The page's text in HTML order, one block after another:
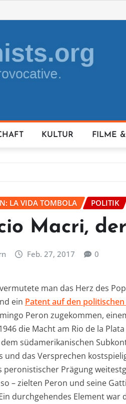
KULTUR FILME
LA VIDA TOMBOLA POLITIK
Macri,
Feb. 27, 2017 0
man das Herz des
ein Patent auf den
Peron zugekommen,
die Macht am Rio de la
südamerikanischen
und das Versprechen
peronistischer Prägung
– zielten Peron und seine
durchgehendes Element war